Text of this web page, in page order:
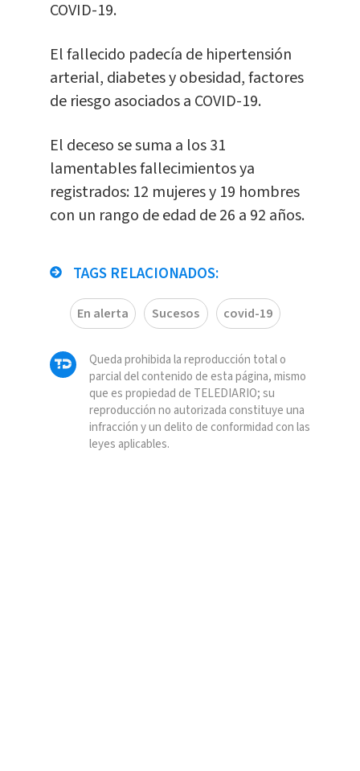
COVID-19.
El fallecido padecía de hipertensión
arterial, diabetes y obesidad, factores
de riesgo asociados a COVID-19.
El deceso se suma a los 31
lamentables fallecimientos ya
registrados: 12 mujeres y 19 hombres
con un rango de edad de 26 a 92 años.
TAGS RELACIONADOS:
En alerta Sucesos covid-19
Queda prohibida la reproducción total o
parcial del contenido de esta página, mismo
que es propiedad de TELEDIARIO; su
reproducción no autorizada constituye una
infracción y un delito de conformidad con las
leyes aplicables.